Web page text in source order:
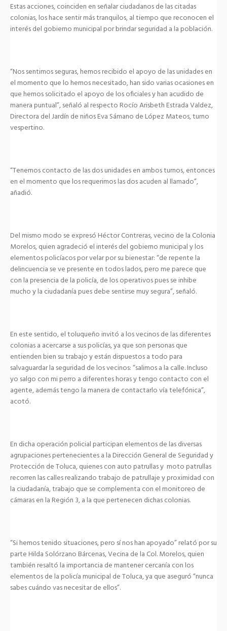
Estas acciones, coinciden en señalar ciudadanos de las citadas
colonias, los hace sentir más tranquilos, al tiempo que reconocen el
interés del gobierno municipal por brindar seguridad a la población.
“Nos sentimos seguras, hemos recibido el apoyo de las unidades en
el momento que lo hemos necesitado, han sido varias ocasiones en
que hemos solicitado el apoyo de los oficiales y han acudido de
manera puntual”, señaló al respecto Rocío Arisbeth Estrada Valdez,
Directora del Jardín de niños Eva Sámano de López Mateos, turno
vespertino.
“Tenemos contacto de las dos unidades en ambos turnos, entonces
en el momento que los requerimos las dos acuden al llamado”,
añadió.
Del mismo modo se expresó Héctor Contreras, vecino de la Colonia
Morelos, quien agradeció el interés del gobierno municipal y los
elementos policíacos por velar por su bienestar: “de repente la
delincuencia se ve presente en todos lados, pero me parece que
con la presencia de la policía, de los operativos pues se inhibe
mucho y la ciudadanía pues debe sentirse muy segura”, señaló.
En este sentido, el toluqueño invitó a los vecinos de las diferentes
colonias a acercarse a sus policías, ya que son personas que
entienden bien su trabajo y están dispuestos a todo para
salvaguardar la seguridad de los vecinos: “salimos a la calle. Incluso
yo salgo con mi perro a diferentes horas y tengo contacto con el
agente, además tengo la manera de contactarlo vía telefónica”,
acotó.
En dicha operación policial participan elementos de las diversas
agrupaciones pertenecientes a la Dirección General de Seguridad y
Protección de Toluca, quienes con auto patrullas y moto patrullas
recorren las calles realizando trabajo de patrullaje y proximidad con
la ciudadanía, trabajo que se complementa con el monitoreo de
cámaras en la Región 3, a la que pertenecen dichas colonias.
“Si hemos tenido situaciones, pero sí nos han apoyado” relató por su
parte Hilda Solórzano Bárcenas, Vecina de la Col. Morelos, quien
también resaltó la importancia de mantener cercanía con los
elementos de la policía municipal de Toluca, ya que aseguró “nunca
sabes cuándo vas necesitar de ellos”.